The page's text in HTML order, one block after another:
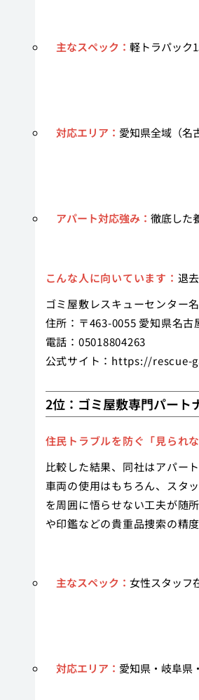
主なスペック： 軽トラパック
対応エリア： 愛知県全域（名
アパート対応強み： 徹底した
こんな人に向いています： 退
ゴミ屋敷レスキューセンター
住所：〒463-0055 愛知県名古
電話：05018804263
公式サイト： https://rescue-
2位：ゴミ屋敷専門パート
住民トラブルを防ぐ「見られ
比較した結果、同社はアパー
車両の使用はもちろん、スタ
を周囲に悟らせない工夫が随
や印鑑などの貴重品捜索の精
主なスペック： 女性スタッフ
対応エリア： 愛知県・岐阜県